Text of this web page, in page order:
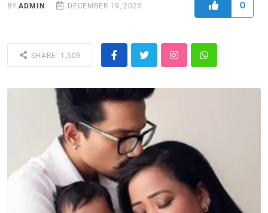
BYADMIN DECEMBER 19, 2025 0
SHARE: 1,509